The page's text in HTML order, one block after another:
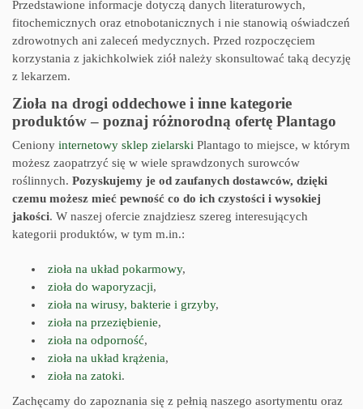
Przedstawione informacje dotyczą danych literaturowych,
fitochemicznych oraz etnobotanicznych i nie stanowią oświadczeń
zdrowotnych ani zaleceń medycznych. Przed rozpoczęciem
korzystania z jakichkolwiek ziół należy skonsultować taką decyzję
z lekarzem.
Zioła na drogi oddechowe i inne kategorie
produktów – poznaj różnorodną ofertę Plantago
Ceniony internetowy sklep zielarski Plantago to miejsce, w którym
możesz zaopatrzyć się w wiele sprawdzonych surowców
roślinnych. Pozyskujemy je od zaufanych dostawców, dzięki
czemu możesz mieć pewność co do ich czystości i wysokiej
jakości. W naszej ofercie znajdziesz szereg interesujących
kategorii produktów, w tym m.in.:
zioła na układ pokarmowy,
zioła do waporyzacji,
zioła na wirusy, bakterie i grzyby,
zioła na przeziębienie,
zioła na odporność,
zioła na układ krążenia,
zioła na zatoki.
Zachęcamy do zapoznania się z pełnią naszego asortymentu oraz